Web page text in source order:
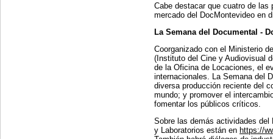
Cabe destacar que cuatro de
mercado del DocMontevideo en
La Semana del Documental -
Coorganizado con el Ministerio
(Instituto del Cine y Audiovisual
de la Oficina de Locaciones, el
internacionales. La Semana del
diversa producción reciente del
mundo; y promover el
fomentar los públicos críticos.
Sobre las demás actividades
y Laboratorios están en https://